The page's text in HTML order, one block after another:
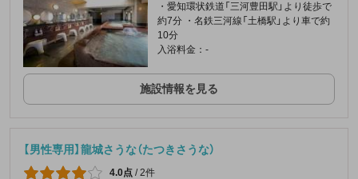
・愛知環状鉄道「三河豊田駅」より徒歩で
約7分 ・名鉄三河線「土橋駅」より車で約
10分
入浴料金：-
施設情報を見る
【男性専用】龍城さうな（たつきさうな）
4.0点 / 2件